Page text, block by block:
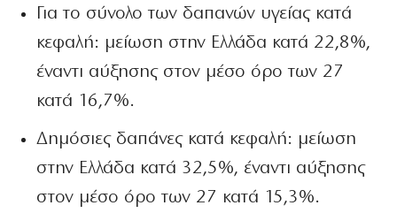
Για το σύνολο των δαπανών υγείας κατά
κεφαλή: μείωση στην Ελλάδα κατά 22,8%,
έναντι αύξησης στον μέσο όρο των 27
κατά 16,7%.
Δημόσιες δαπάνες κατά κεφαλή: μείωση
στην Ελλάδα κατά 32,5%, έναντι αύξησης
στον μέσο όρο των 27 κατά 15,3%.